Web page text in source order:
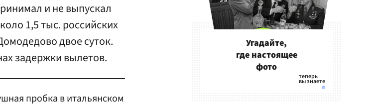
и не выпускал
1,5 тыс. российских
двое суток.
задержки вылетов.
пробка в итальянском
Угадайте,
где настоящее
фото